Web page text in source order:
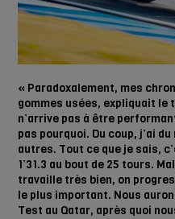
« Paradoxalement, mes
gommes usées, expliquait le
n’arrive pas à être
pas pourquoi. Du coup, j’ai
autres. Tout ce que je sais,
1’31.3 au bout de 25 tours.
travaille très bien, on
le plus important. Nous
Test au Qatar, après quoi